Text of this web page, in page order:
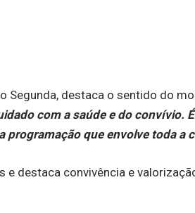
Segunda, destaca o sentido do
com a saúde e do convívio.
que envolve toda a